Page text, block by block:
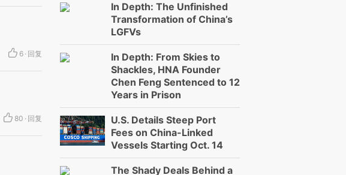
6 · 回复
80 · 回复
In Depth: The Unfinished
Transformation of China’s
LGFVs
In Depth: From Skies to
Shackles, HNA Founder
Chen Feng Sentenced to 12
Years in Prison
U.S. Details Steep Port
Fees on China-Linked
Vessels Starting Oct. 14
The Shady Deals Behind a